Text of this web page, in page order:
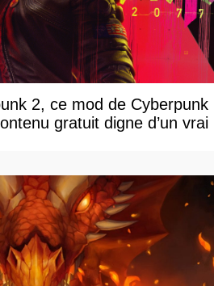
2, ce mod de Cyberpunk
gratuit digne d’un vrai